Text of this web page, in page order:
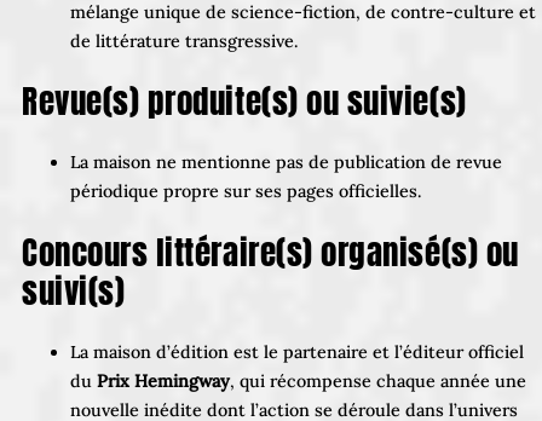
mélange unique de science-fiction, de contre-culture et
de littérature transgressive.
Revue(s) produite(s) ou suivie(s)
La maison ne mentionne pas de publication de revue
périodique propre sur ses pages officielles.
Concours littéraire(s) organisé(s) ou
suivi(s)
La maison d’édition est le partenaire et l’éditeur officiel
du Prix Hemingway, qui récompense chaque année une
nouvelle inédite dont l’action se déroule dans l’univers